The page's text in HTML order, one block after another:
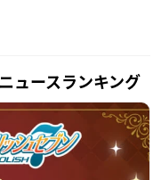
ュースランキング